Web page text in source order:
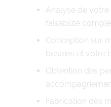
Analyse de
faisabilité
Conception sur
besoins et votre
Obtention des
Fabrication des